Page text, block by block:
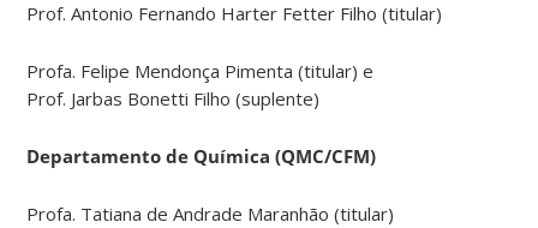
Prof. Antonio Fernando Harter Fetter Filho (titular)
Profa. Felipe Mendonça Pimenta (titular) e
Prof. Jarbas Bonetti Filho (suplente)
Departamento de Química (QMC/CFM)
Profa. Tatiana de Andrade Maranhão (titular)